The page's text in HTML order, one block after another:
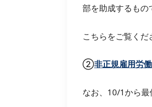
部を助成するもの
こちらをご覧く
②非正規雇用労
なお、10/1から最